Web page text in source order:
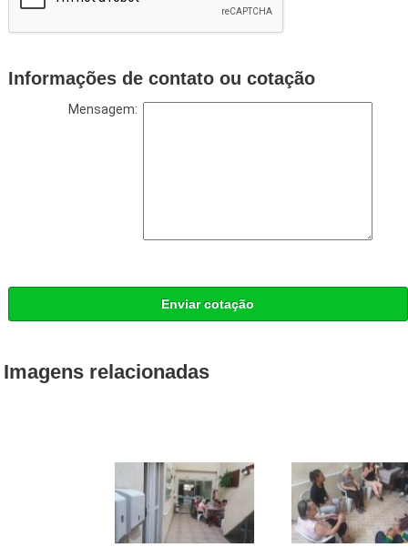
Informações de contato ou cotação
Mensagem:
Enviar cotação
Imagens relacionadas